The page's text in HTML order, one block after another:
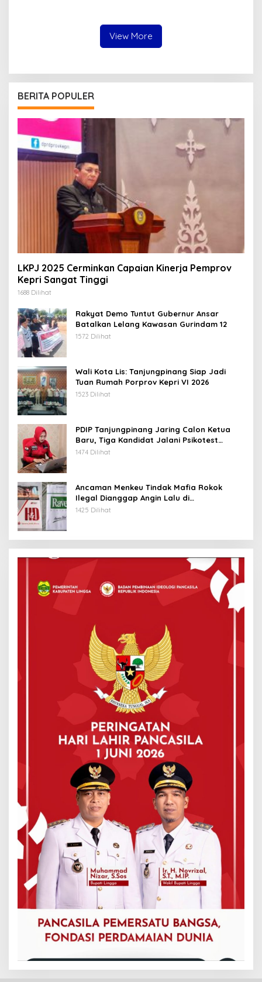
View More
BERITA POPULER
LKPJ 2025 Cerminkan Capaian Kinerja Pemprov
Kepri Sangat Tinggi
1688 Dilihat
Rakyat Demo Tuntut Gubernur Ansar
Batalkan Lelang Kawasan Gurindam 12
1572 Dilihat
Wali Kota Lis: Tanjungpinang Siap Jadi
Tuan Rumah Porprov Kepri VI 2026
1523 Dilihat
PDIP Tanjungpinang Jaring Calon Ketua
Baru, Tiga Kandidat Jalani Psikotest
Daring
1474 Dilihat
Ancaman Menkeu Tindak Mafia Rokok
Ilegal Dianggap Angin Lalu di
Tanjungpinang
1425 Dilihat